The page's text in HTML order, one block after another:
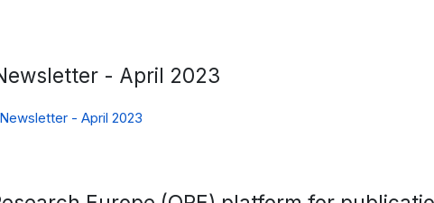
- April 2023
- April 2023